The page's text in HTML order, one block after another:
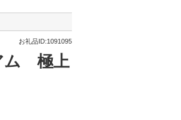
お礼品ID:1091095
ム 極上